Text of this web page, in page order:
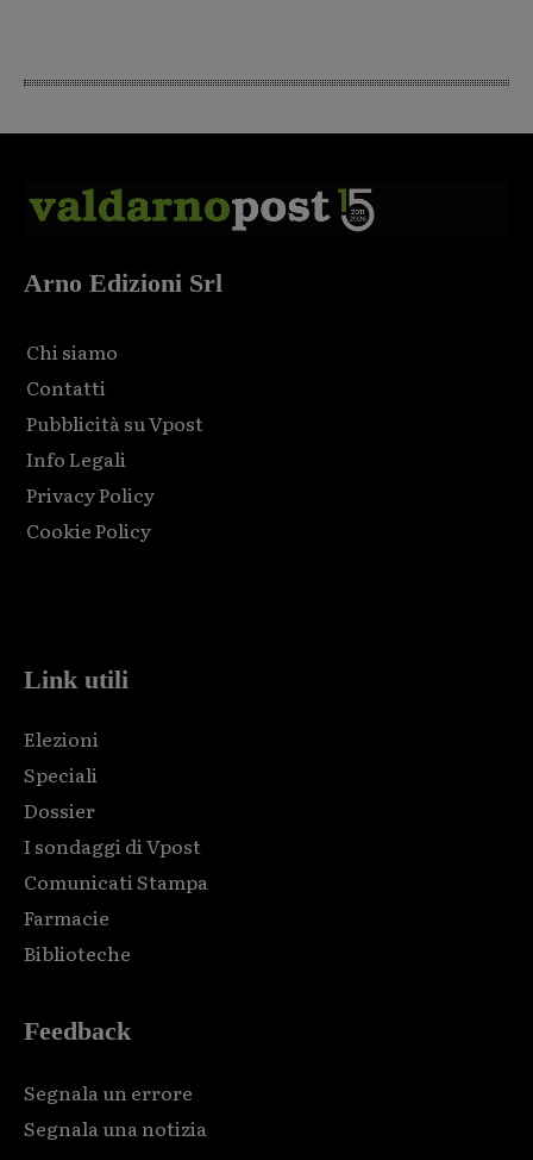
Arno Edizioni Srl
Chi siamo
Contatti
Pubblicità su Vpost
Info Legali
Privacy Policy
Cookie Policy
Link utili
Elezioni
Speciali
Dossier
I sondaggi di Vpost
Comunicati Stampa
Farmacie
Biblioteche
Feedback
Segnala un errore
Segnala una notizia